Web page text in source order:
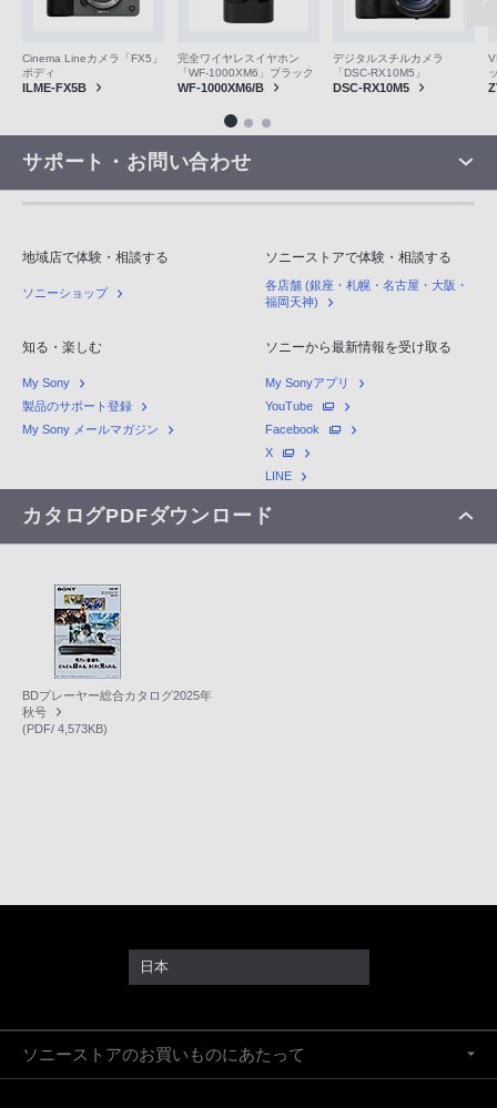
Cinema Lineカメラ「FX5」
ボディ
ILME-FX5B
完全ワイヤレスイヤホン
「WF-1000XM6」ブラック
WF-1000XM6/B
デジタルスチルカメラ
「DSC-RX10M5」
DSC-RX10M5
サポート・お問い合わせ
地域店で体験・相談する
ソニーショップ
ソニーストアで体験・相談する
各店舗 (銀座・札幌・名古屋・大阪・
福岡天神)
知る・楽しむ
My Sony
製品のサポート登録
My Sony メールマガジン
ソニーから最新情報を受け取る
My Sonyアプリ
YouTube
Facebook
X
LINE
カタログPDFダウンロード
BDプレーヤー総合カタログ2025年
秋号
(PDF/ 4,573KB)
日本
ソニーストアのお買いものにあたって